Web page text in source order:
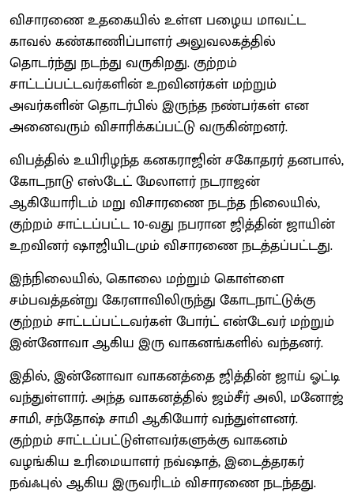
விசாரணை உதகையில் உள்ள பழைய மாவட்ட
காவல் கண்காணிப்பாளர் அலுவலகத்தில்
தொடர்ந்து நடந்து வருகிறது. குற்றம்
சாட்டப்பட்டவர்களின் உறவினர்கள் மற்றும்
அவர்களின் தொடர்பில் இருந்த நண்பர்கள் என
அனைவரும் விசாரிக்கப்பட்டு வருகின்றனர்.
விபத்தில் உயிரிழந்த கனகராஜின் சகோதரர் தனபால்,
கோடநாடு எஸ்டேட் மேலாளர் நடராஜன்
ஆகியோரிடம் மறு விசாரணை நடந்த நிலையில்,
குற்றம் சாட்டப்பட்ட 10-வது நபரான ஜித்தின் ஜாயின்
உறவினர் ஷாஜியிடமும் விசாரணை நடத்தப்பட்டது.
இந்நிலையில், கொலை மற்றும் கொள்ளை
சம்பவத்தன்று கேரளாவிலிருந்து கோடநாட்டுக்கு
குற்றம் சாட்டப்பட்டவர்கள் போர்ட் என்டேவர் மற்றும்
இன்னோவா ஆகிய இரு வாகனங்களில் வந்தனர்.
இதில், இன்னோவா வாகனத்தை ஜித்தின் ஜாய் ஓட்டி
வந்துள்ளார். அந்த வாகனத்தில் ஜம்சீர் அலி, மனோஜ்
சாமி, சந்தோஷ் சாமி ஆகியோர் வந்துள்ளனர்.
குற்றம் சாட்டப்பட்டுள்ளவர்களுக்கு வாகனம்
வழங்கிய உரிமையாளர் நவ்ஷாத், இடைத்தரகர்
நவ்ஃபுல் ஆகிய இருவரிடம் விசாரணை நடந்தது.